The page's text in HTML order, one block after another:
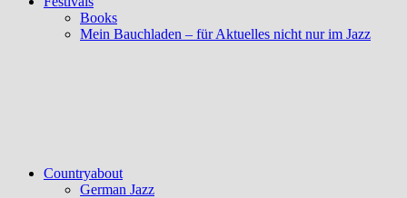
Books
Mein Bauchladen – für Aktuelles nicht nur im Jazz
Countryabout
German Jazz